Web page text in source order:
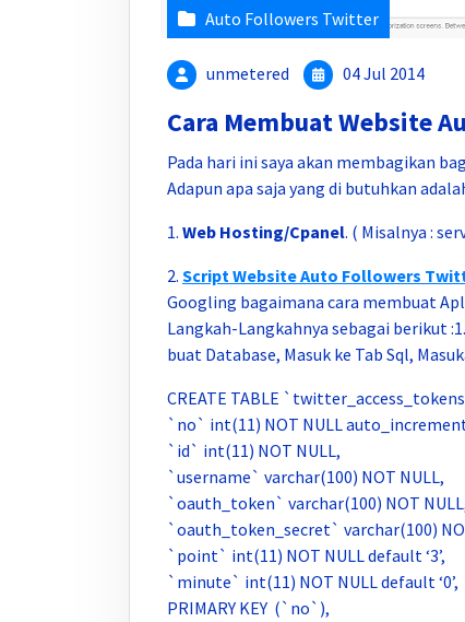
Auto Followers Twitter
unmetered 04 Jul 2014
Cara Membuat Website
Pada hari ini saya akan membagikan
Adapun apa saja yang di butuhkan
1. Web Hosting/Cpanel. ( Misalnya :
2. Script Website Auto Followers
Googling bagaimana cara membuat
Langkah-Langkahnya sebagai berikut
buat Database, Masuk ke Tab Sql,
CREATE TABLE
`no` int(11) NOT NULL
`id` int(11) NOT NULL,
`username` varchar(100) NOT NULL,
`oauth_token` varchar(100) NOT
`oauth_token_secret` varchar(100)
`point` int(11) NOT NULL default ‘3’,
`minute` int(11) NOT NULL default ‘0’,
PRIMARY KEY (`no`),